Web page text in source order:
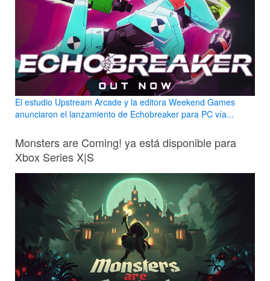
El estudio Upstream Arcade y la editora Weekend Games
anunciaron el lanzamiento de Echobreaker para PC vía...
Monsters are Coming! ya está disponible para
Xbox Series X|S